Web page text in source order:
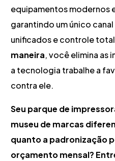
equipamentos modernos
garantindo um único
unificados e controle
maneira, você elimina as
a tecnologia trabalhe a
contra ele.
Seu parque de
museu de marcas
quanto a padronização
orçamento mensal?